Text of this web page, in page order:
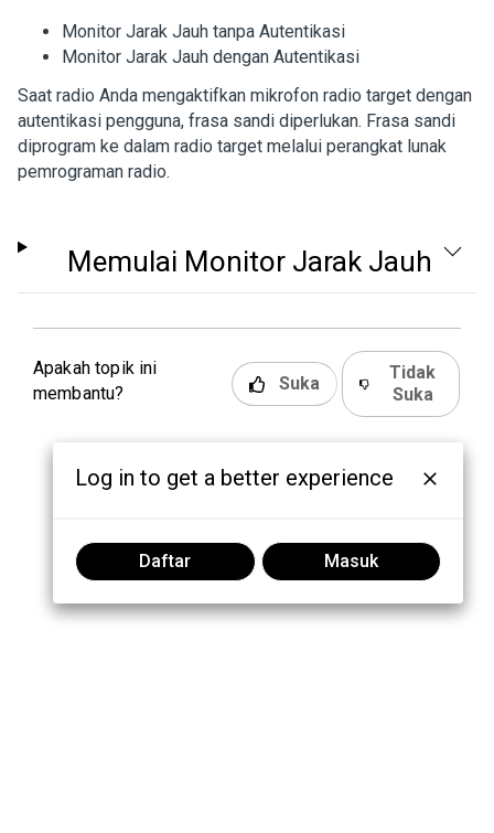
Monitor Jarak Jauh tanpa Autentikasi
Monitor Jarak Jauh dengan Autentikasi
Saat radio Anda mengaktifkan mikrofon radio target dengan
autentikasi pengguna, frasa sandi diperlukan. Frasa sandi
diprogram ke dalam radio target melalui perangkat lunak
pemrograman radio.
Memulai Monitor Jarak Jauh
Apakah topik ini
membantu?
Suka
Tidak
Suka
Log in to get a better experience
Daftar Masuk